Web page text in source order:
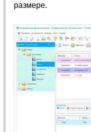
размере.